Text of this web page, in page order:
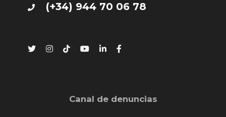
(+34) 944 70 06 78
Canal de denuncias